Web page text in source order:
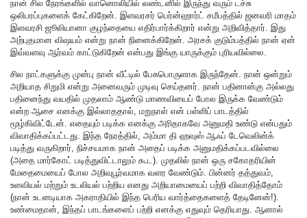
நான் சில நேரங்களில் வானொலியில் லண்டனில் இருந்து வரும் டச்சு
ஒலிபரப்புகளைக் கேட்கிறேன். இளவரசர் பெர்ன்ஹார்ட் சமீபத்தில் ஜனவரி மாதம்
இளவரசி ஜூலியானா குழந்தையை எதிர்பார்க்கிறார் என்று அறிவித்தார். இது
அற்புதமான விஷயம் என்று நான் நினைக்கிறேன். அரசக் குடும்பத்தில் நான் ஏன்
இவ்வளவு ஆர்வம் காட்டுகிறேன் என்பது இங்கு யாருக்கும் புரியவில்லை.
சில நாட்களுக்கு முன்பு நான் வீட்டில் பேசுபொருளாக இருந்தேன். நான் ஒன்றும்
அறியாத சிறுமி என்று அனைவரும் முடிவு செய்தனர். நான் பதினான்கு அல்லது
பதினைந்து வயதில் முதலாம் ஆண்டு மாணவியைப் போல இருக்க வேண்டும்
என்ற ஆசை எனக்கு இல்லாததால், மறுநாள் என் பள்ளிப் பாடத்தில்
மூழ்கிவிட்டேன். எதையும் படிக்க எனக்கு அரிதாகவே அனுமதி உண்டு என்பதும்
விவாதிக்கப்பட்டது. இந்த நேரத்தில், அம்மா தி ஹவுஸ் ஆஃப் டேவெலின்க்
படித்து வருகிறார், நிச்சயமாக நான் அதைப் படிக்க அனுமதிக்கப்படவில்லை
(அதை மார்கோட் படித்துவிட்டாலும் கூட). முதலில் நான் ஒரு சகோதரியின்
மேதைமையைப் போல அறிவுபூர்வமாக வளர வேண்டும். பின்னர் தத்துவம்,
உளவியல் மற்றும் உடலியல் பற்றிய எனது அறியாமையைப் பற்றி விவாதித்தோம்
(நான் உடனடியாக அகராதியில் இந்த பெரிய வார்த்தைகளைத் தேடினேன்!).
உண்மைதான், இந்தப் பாடங்களைப் பற்றி எனக்கு எதுவும் தெரியாது. ஆனால்